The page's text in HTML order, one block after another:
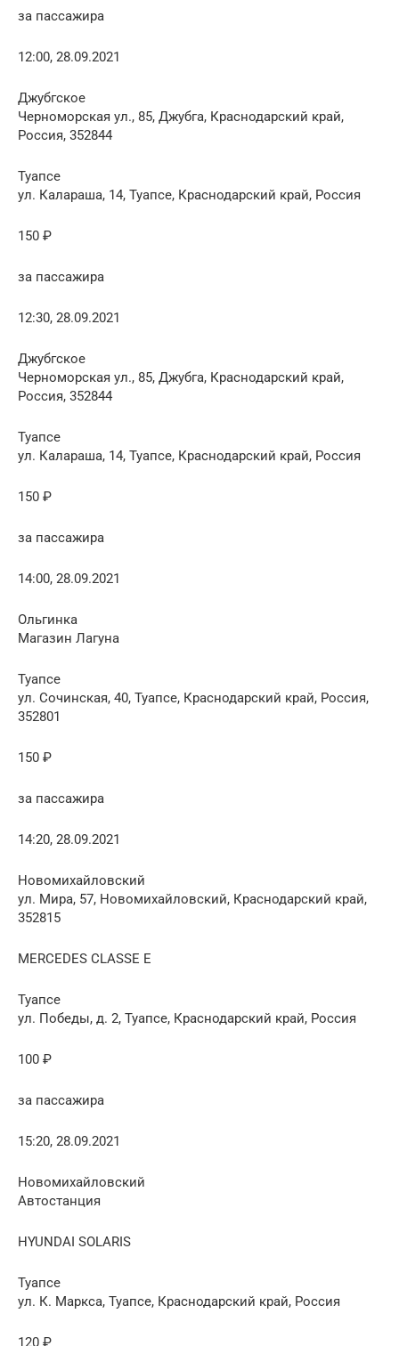
за пассажира
12:00, 28.09.2021
Джубгское
Черноморская ул., 85, Джубга, Краснодарский край,
Россия, 352844
Туапсе
ул. Калараша, 14, Туапсе, Краснодарский край, Россия
150 ₽
за пассажира
12:30, 28.09.2021
Джубгское
Черноморская ул., 85, Джубга, Краснодарский край,
Россия, 352844
Туапсе
ул. Калараша, 14, Туапсе, Краснодарский край, Россия
150 ₽
за пассажира
14:00, 28.09.2021
Ольгинка
Магазин Лагуна
Туапсе
ул. Сочинская, 40, Туапсе, Краснодарский край, Россия,
352801
150 ₽
за пассажира
14:20, 28.09.2021
Новомихайловский
ул. Мира, 57, Новомихайловский, Краснодарский край,
352815
MERCEDES CLASSE E
Туапсе
ул. Победы, д. 2, Туапсе, Краснодарский край, Россия
100 ₽
за пассажира
15:20, 28.09.2021
Новомихайловский
Автостанция
HYUNDAI SOLARIS
Туапсе
ул. К. Маркса, Туапсе, Краснодарский край, Россия
120 ₽